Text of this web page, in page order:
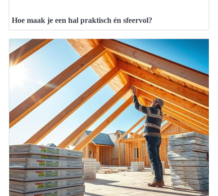
Hoe maak je een hal praktisch én sfeervol?